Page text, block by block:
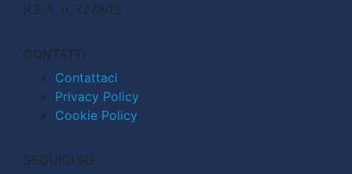
R.E.A. n. 727803
CONTATTI
Contattaci
Privacy Policy
Cookie Policy
SEGUICI SU